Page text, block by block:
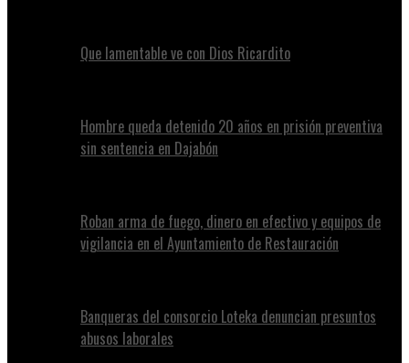
Que lamentable ve con Dios Ricardito
Hombre queda detenido 20 años en prisión preventiva
sin sentencia en Dajabón
Roban arma de fuego, dinero en efectivo y equipos de
vigilancia en el Ayuntamiento de Restauración
Banqueras del consorcio Loteka denuncian presuntos
abusos laborales